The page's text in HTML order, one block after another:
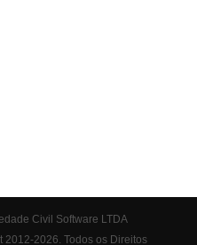
Civil Software LTDA
2012-2026. Todos os Direitos